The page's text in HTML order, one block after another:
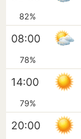
82%
08:00
78%
14:00
79%
20:00